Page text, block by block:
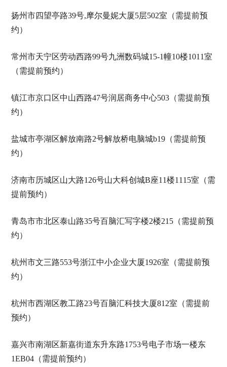
扬州市四望亭路39号,摩尔曼妮大厦5层502室（需提前预
约）
常州市天宁区劳动西路99号九洲数码城15-1幢10楼1011室
（需提前预约）
镇江市京口区中山西路47号润居商务中心503（需提前预
约）
盐城市亭湖区解放南路2号解放桥电脑城b19（需提前预
约）
济南市历城区山大路126号山大科创城B座11楼1115室（需
提前预约）
青岛市市北区泰山路35号百脑汇写字楼2楼215（需提前预
约）
杭州市文三路553号浙江中小企业大厦1926室（需提前预
约）
杭州市西湖区教工路23号百脑汇科技大厦812室（需提前
预约）
嘉兴市南湖区新嘉街道东升东路1753号电子市场一楼东
1EB04（需提前预约）